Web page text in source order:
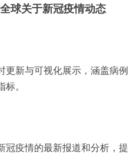
球关于新冠疫情动态
更新与可视化展示，涵盖病例
。
冠疫情的最新报道和分析，提